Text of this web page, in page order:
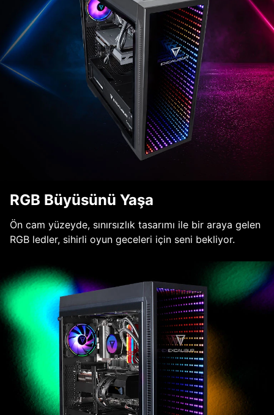
RGB Büyüsünü Yaşa
Ön cam yüzeyde, sınırsızlık tasarımı ile bir araya gelen
RGB ledler, sihirli oyun geceleri için seni bekliyor.